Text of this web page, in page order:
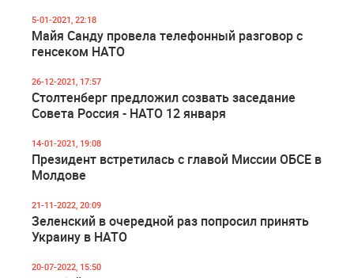
5-01-2021, 22:18
Майя Санду провела телефонный разговор с
генсеком НАТО
26-12-2021, 17:57
Столтенберг предложил созвать заседание
Совета Россия - НАТО 12 января
14-01-2021, 19:08
Президент встретилась с главой Миссии ОБСЕ в
Молдове
21-11-2022, 20:09
Зеленский в очередной раз попросил принять
Украину в НАТО
20-07-2022, 15:50